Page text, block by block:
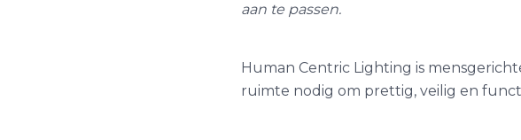
aan te passen.
Human Centric Lighting is
ruimte nodig om prettig, veilig en